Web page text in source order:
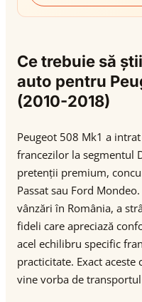
Ce trebuie să
auto pentru
(2010-2018)
Peugeot 508 Mk1 a
francezilor la segmentul
pretenții premium,
Passat sau Ford
vânzări în România, a
fideli care apreciază
acel echilibru specific
practicitate. Exact
vine vorba de